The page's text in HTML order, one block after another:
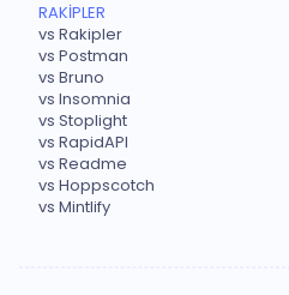
RAKİPLER
vs Rakipler
vs Postman
vs Bruno
vs Insomnia
vs Stoplight
vs RapidAPI
vs Readme
vs Hoppscotch
vs Mintlify